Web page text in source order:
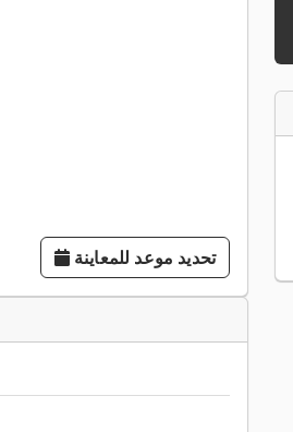
تحديد موعد للمعاينة